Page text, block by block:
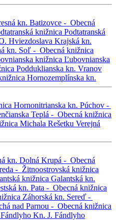
kn. Batizovce - Obecná
knižnica Podtatranská
Hviezdoslava Krajská kn.
kn. Soľ - Obecná knižnica
knižnica Ľubovnianska
Podduklianska kn. Vranov
Hornozemplínska kn.
Hornonitrianska kn. Púchov -
Teplá - Obecná knižnica
Michala Rešetku Verejná
kn. Dolná Krupá - Obecná
- Žitnoostrovská knižnica
knižnica Galantská kn.
kn. Pata - Obecná knižnica
Záhorská kn. Sereď -
nad Parnou - Obecná knižnica
Kn. J. Fándlyho